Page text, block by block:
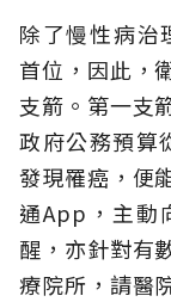
除了慢性病治
首位，因此，
支箭。第一支
政府公務預算
發現罹癌，便
通App，主動
醒，亦針對有
療院所，請醫